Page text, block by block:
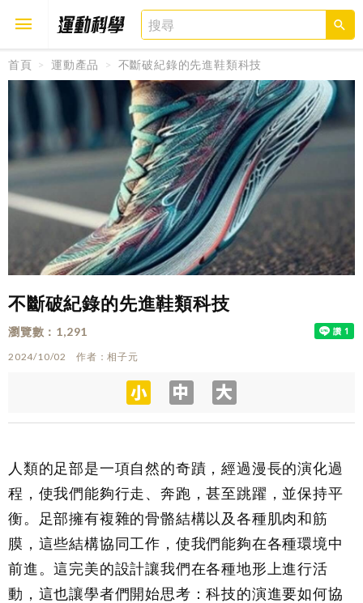
首頁 運動產品 不斷破紀錄的先進鞋類科技
不斷破紀錄的先進鞋類科技
瀏覽數 1,291
2024/10/02 作者 相子元
人類的足部是一項自然的奇蹟，經過漫長的演化過
程，使我們能夠行走、奔跑，甚至跳躍，並保持平
衡。足部擁有複雜的骨骼結構以及各種肌肉和筋
膜，這些結構協同工作，使我們能夠在各種環境中
前進。這完美的設計讓我們在各種地形上進行活
動，這也讓學者們開始思考：科技的演進要如何協
取消 確定